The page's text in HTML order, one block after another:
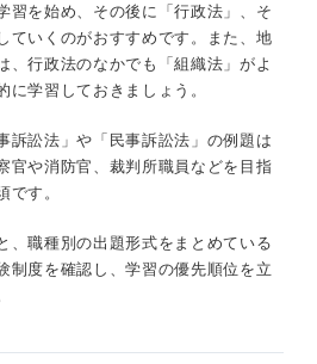
習を始め、その後に「行政法」、そ
ていくのがおすすめです。また、地
、行政法のなかでも「組織法」がよ
に学習しておきましょう。
訴訟法」や「民事訴訟法」の例題は
官や消防官、裁判所職員などを目指
です。
、職種別の出題形式をまとめている
制度を確認し、学習の優先順位を立